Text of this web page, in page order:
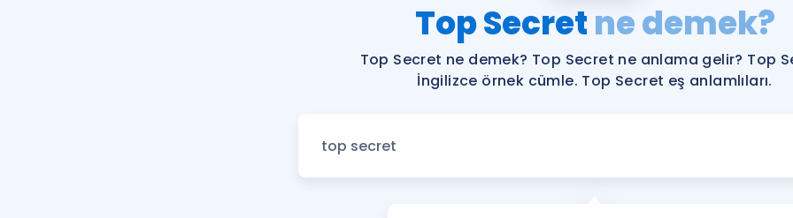
YDS ve YÖKDİL
YDS ve YÖKDİL'e
Tüm ÖSYM
Top Secretne demek?
Top Secret ne demek? Top Secret ne anlama gelir? Top
İngilizce örnek cümle. Top Secret eş anlamlıları.